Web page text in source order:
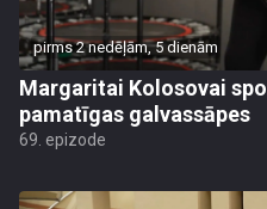
pirms 2 nedēļām, 5 dienām
Margaritai Kolosovai
pamatīgas galvassāpes
69. epizode